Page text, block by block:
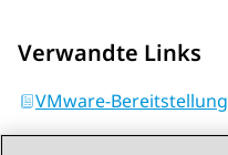
Verwandte Links
VMware-Bereitstellung